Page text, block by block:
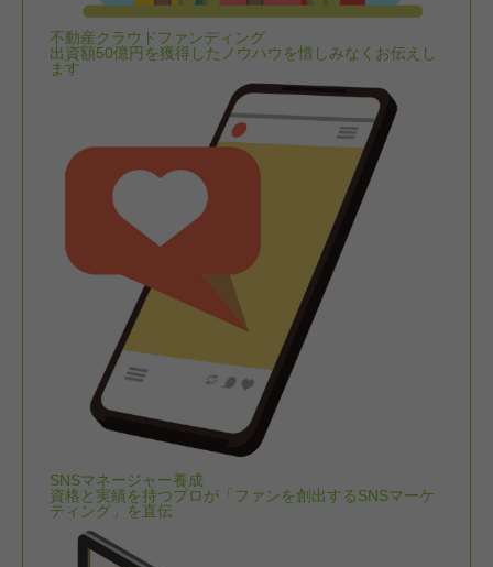
不動産クラウドファンディング
出資額50億円を獲得したノウハウを惜しみなくお伝えし
ます
SNSマネージャー養成
資格と実績を持つプロが「ファンを創出するSNSマーケ
ティング」を直伝